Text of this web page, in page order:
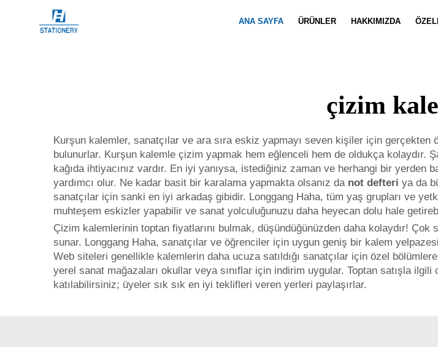
ANA SAYFA ÜRÜNLER HAKKIMIZDA
çizim
Kurşun kalemler, sanatçılar ve ara sıra eskiz yapmayı seven kişiler için
bulunurlar. Kurşun kalemle çizim yapmak hem eğlenceli hem de oldukça kolaydır.
kağıda ihtiyacınız vardır. En iyi yanıysa, istediğiniz zaman ve herhangi bir
yardımcı olur. Ne kadar basit bir karalama yapmakta olsanız da not defteri ya da
sanatçılar için sanki en iyi arkadaş gibidir. Longgang Haha, tüm yaş grupları ve
muhteşem eskizler yapabilir ve sanat yolculuğunuzu daha heyecan dolu hale
Çizim kalemlerinin toptan fiyatlarını bulmak, düşündüğünüzden daha kolaydır!
sunar. Longgang Haha, sanatçılar ve öğrenciler için uygun geniş bir kalem
Web siteleri genellikle kalemlerin daha ucuza satıldığı sanatçılar için özel
yerel sanat mağazaları okullar veya sınıflar için indirim uygular. Toptan satışla
katılabilirsiniz; üyeler sık sık en iyi teklifleri veren yerleri paylaşırlar.